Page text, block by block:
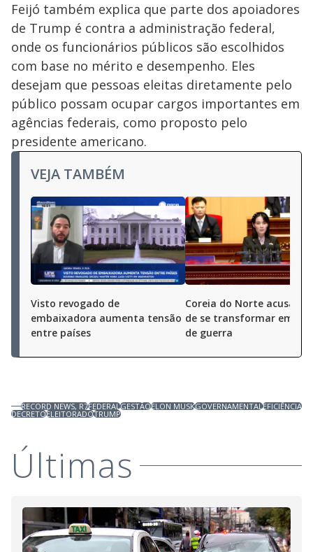
Feijó também explica que parte dos apoiadores
de Trump é contra a administração federal,
onde os funcionários públicos são escolhidos
com base no mérito e desempenho. Eles
desejam que pessoas eleitas diretamente pelo
público possam ocupar cargos importantes em
agências federais, como proposto pelo
presidente americano.
VEJA TAMBÉM
Visto revogado de
embaixadora aumenta tensão
entre países
Coreia do Norte acusa
de se transformar em
de guerra
RECORD NEWS, R7FEDERALGESTÃOELON MUSKGOVERNAMENTALEFICIÊNCIA
DECRETOELEITORADOTRUMP
Últimas